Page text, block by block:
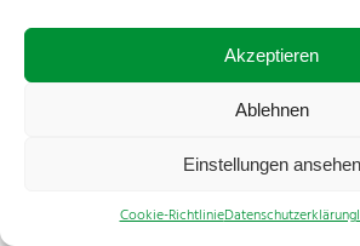
Akzeptieren
Ablehnen
Einstellungen ansehen
Cookie-RichtlinieDatenschutzerklärung